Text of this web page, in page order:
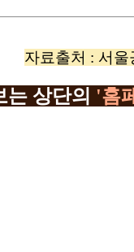
자료출처 : 서울
상단의 '홈